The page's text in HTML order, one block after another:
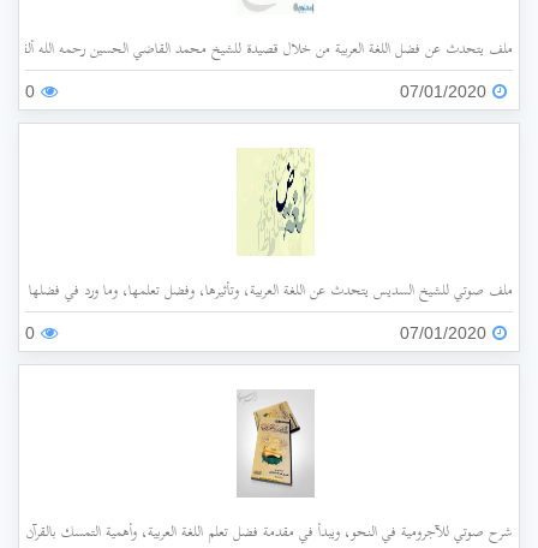
ملف يتحدث عن فضل اللغة العربية من خلال قصيدة للشيخ محمد القاضي الحسين رحمه الله ألقاها في
07/01/2020
0
ملف صوتي للشيخ السديس يتحدث عن اللغة العربية، وتأثيرها، وفضل تعلمها، وما ورد في فضلها في
07/01/2020
0
شرح صوتي للآجرومية في النحو، ويبدأ في مقدمة فضل تعلم اللغة العربية، وأهمية التمسك بالقرآن